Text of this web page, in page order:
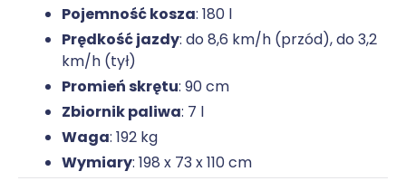
Pojemność kosza: 180 l
Prędkość jazdy: do 8,6 km/h (przód), do 3,2
km/h (tył)
Promień skrętu: 90 cm
Zbiornik paliwa: 7 l
Waga: 192 kg
Wymiary: 198 x 73 x 110 cm